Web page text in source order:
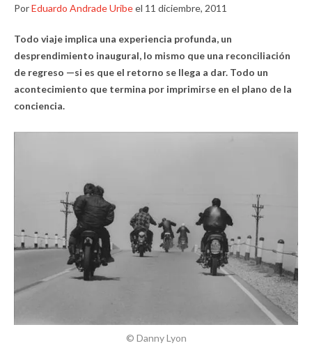
PorEduardo Andrade Uribeel 11 diciembre, 2011
Todo viaje implica una experiencia profunda, un
desprendimiento inaugural, lo mismo que una reconciliación
de regreso —si es que el retorno se llega a dar. Todo un
acontecimiento que termina por imprimirse en el plano de la
conciencia.
© Danny Lyon